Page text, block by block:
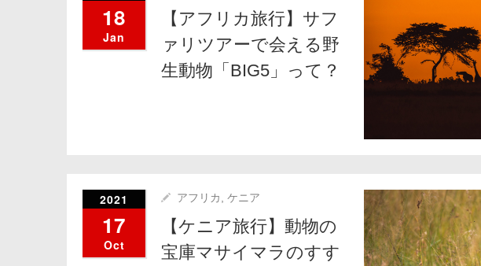
18
Jan
【アフリカ旅行】サフ
ァリツアーで会える野
生動物「BIG5」って？
2021
17
Oct
アフリカ ケニア
【ケニア旅行】動物の
宝庫マサイマラのすす